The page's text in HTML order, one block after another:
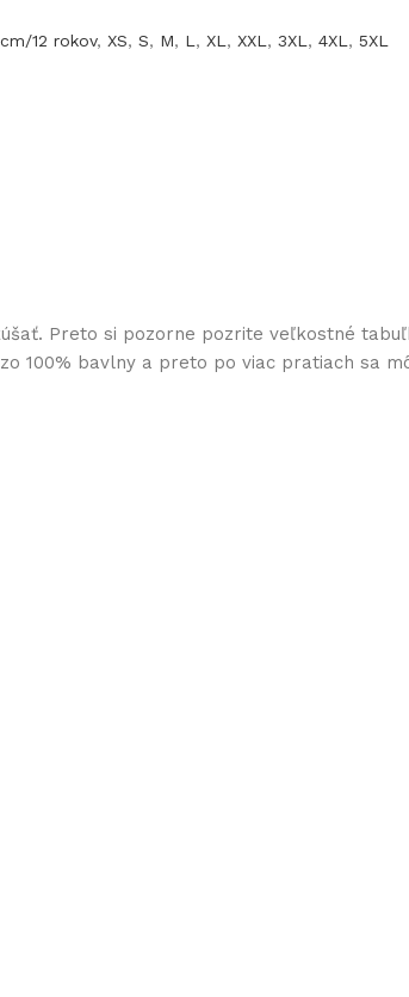
12 rokov, XS, S, M, L , XL , XXL , 3XL , 4XL , 5XL
Preto si pozorne pozrite veľkostné
100% bavlny a preto po viac pratiach sa